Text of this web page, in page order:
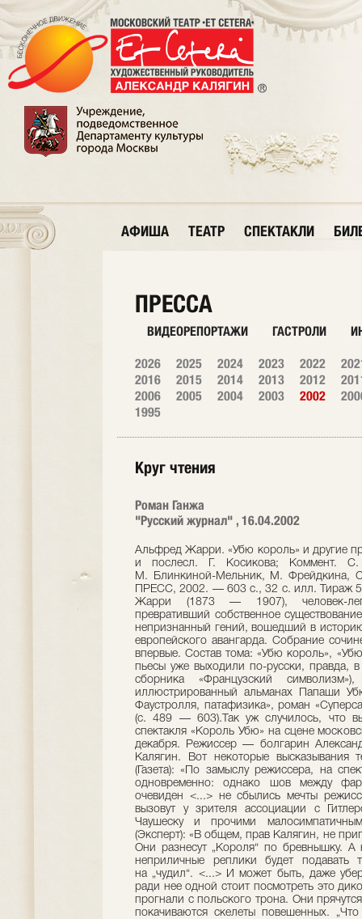
АФИША ТЕАТР СПЕКТАКЛИ
ПРЕССА
ВИДЕОРЕПОРТАЖИ ГАСТРОЛИ
2026 2025 2024 2023 2022
2016
2015 2014 2013 2012
2006
2005 2004 2003 2002
1995
Круг чтения
Роман Ганжа
"Русский журнал" , 16.04.2002
Альфред Жарри. «Убю король» и другие
и послесл. Г. Косикова; Коммент.
М. Блинкиной-Мельник, М.
ПРЕСС, 2002. — 603 с., 32 с. илл. Тираж
Жарри (1873 — 1907), человек-
превративший собственное
непризнанный гений, вошедший в
европейского авангарда. Собрание
впервые. Состав тома: «Убю король»,
пьесы уже выходили по-русски, правда,
сборника «Французский
иллюстрированный альманах Папаши
Фаустролля, патафизика», роман
(с. 489 — 603).Так уж случилось, что
спектакля «Король Убю» на сцене
декабря. Режиссер — болгарин
Калягин. Вот некоторые высказывания
(Газета): «По замыслу режиссера, на
одновременно: однако шов между
очевиден <...> не сбылись мечты
вызовут у зрителя ассоциации с
Чаушеску и прочими
(Эксперт): «В общем, прав Калягин, не
Они разнесут „Короля“ по бревнышку. А
неприличные реплики будет
на „чудил“. <...> И может быть, даже
ради нее одной стоит посмотреть это
прогнали с польского трона. Они
покачиваются скелеты повешенных.